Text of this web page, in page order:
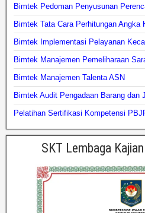
Bimtek Pedoman Penyusunan
Bimtek Tata Cara Perhitungan Angka
Bimtek Implementasi Pelayanan
Bimtek Manajemen Pemeliharaan
Bimtek Manajemen Talenta ASN
Bimtek Audit Pengadaan Barang dan
Pelatihan Sertifikasi Kompetensi
SKT Lembaga